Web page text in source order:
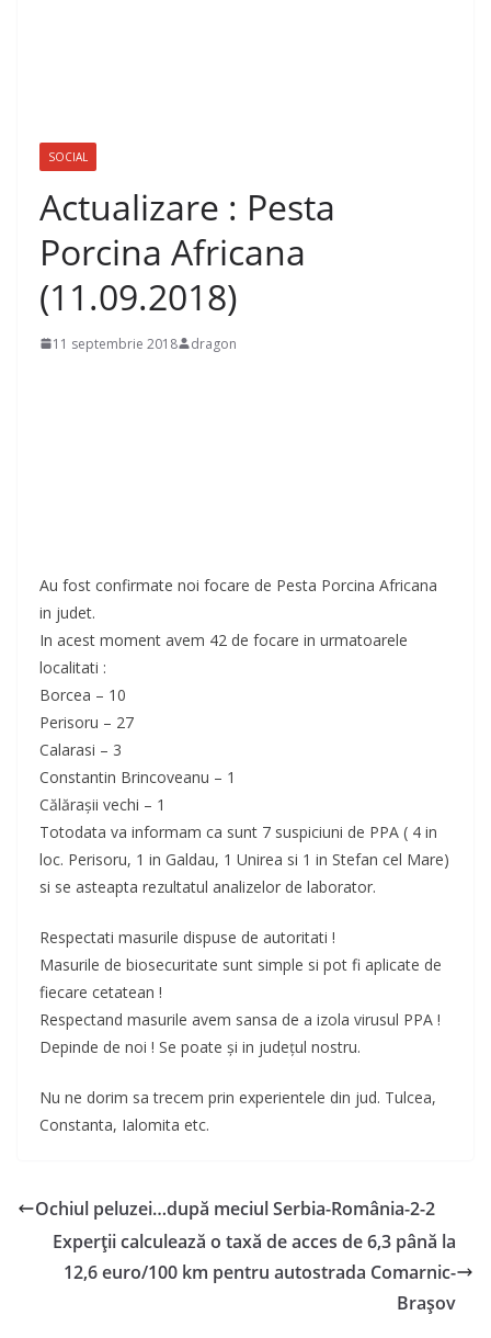
SOCIAL
Actualizare : Pesta
Porcina Africana
(11.09.2018)
11 septembrie 2018 dragon
Au fost confirmate noi focare de Pesta Porcina Africana
in judet.
In acest moment avem 42 de focare in urmatoarele
localitati :
Borcea – 10
Perisoru – 27
Calarasi – 3
Constantin Brincoveanu – 1
Călărașii vechi – 1
Totodata va informam ca sunt 7 suspiciuni de PPA ( 4 in
loc. Perisoru, 1 in Galdau, 1 Unirea si 1 in Stefan cel Mare)
si se asteapta rezultatul analizelor de laborator.
Respectati masurile dispuse de autoritati !
Masurile de biosecuritate sunt simple si pot fi aplicate de
fiecare cetatean !
Respectand masurile avem sansa de a izola virusul PPA !
Depinde de noi ! Se poate și in județul nostru.
Nu ne dorim sa trecem prin experientele din jud. Tulcea,
Constanta, Ialomita etc.
Ochiul peluzei…după meciul Serbia-România-2-2
Experţii calculează o taxă de acces de 6,3 până la
12,6 euro/100 km pentru autostrada Comarnic-
Braşov